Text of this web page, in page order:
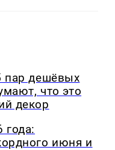
пар дешёвых
что это
декор
года:
июня и